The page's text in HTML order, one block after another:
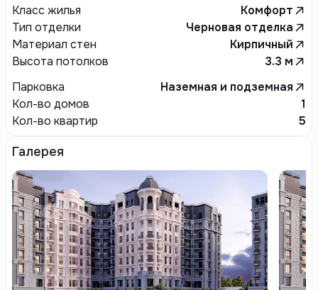
Класс жилья
Комфорт
Тип отделки
Черновая отделка
Материал стен
Кирпичный
Высота потолков
3.3 м
Парковка
Наземная и подземная
Кол-во домов
1
Кол-во квартир
5
Галерея